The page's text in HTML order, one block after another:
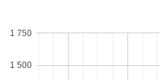
1 500
1 750